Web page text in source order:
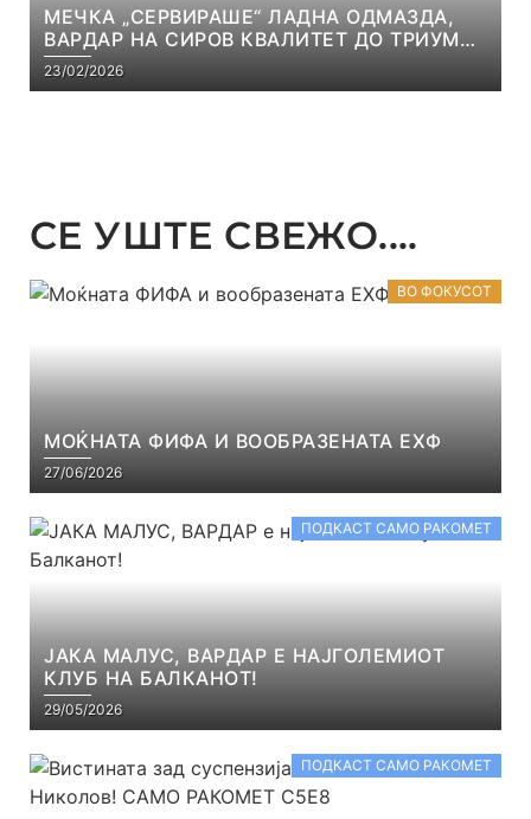
МЕЧКА „СЕРВИРАШЕ“ ЛАДНА ОДМАЗДА,
ВАРДАР НА СИРОВ КВАЛИТЕТ ДО ТРИУМФ
ВО АВТОКОМАНДА
23/02/2026
СЕ УШТЕ СВЕЖО....
ВО ФОКУСОТ
МОЌНАТА ФИФА И ВООБРАЗЕНАТА ЕХФ
27/06/2026
ПОДКАСТ САМО РАКОМЕТ
ЈАКА МАЛУС, ВАРДАР Е НАЈГОЛЕМИОТ
КЛУБ НА БАЛКАНОТ!
29/05/2026
ПОДКАСТ САМО РАКОМЕТ